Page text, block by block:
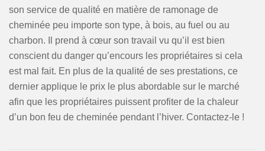
son service de qualité en matière de ramonage de
cheminée peu importe son type, à bois, au fuel ou au
charbon. Il prend à cœur son travail vu qu’il est bien
conscient du danger qu’encours les propriétaires si cela
est mal fait. En plus de la qualité de ses prestations, ce
dernier applique le prix le plus abordable sur le marché
afin que les propriétaires puissent profiter de la chaleur
d’un bon feu de cheminée pendant l’hiver. Contactez-le !